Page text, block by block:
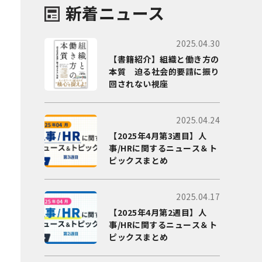
新着ニュース
2025.04.30
【書籍紹介】組織と働き方の
本質 迫る社会的要請に振り
回されない視座
2025.04.24
【2025年4月第3週目】人
事/HRに関するニュース＆ト
ピックスまとめ
2025.04.17
【2025年4月第2週目】人
事/HRに関するニュース＆ト
ピックスまとめ